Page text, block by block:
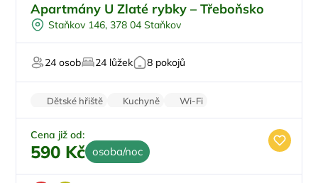
Koupací sud
Vířivka
U vody
Apartmány U Zlaté rybky – Třeboňsko
Staňkov 146, 378 04 Staňkov
24 osob 24 lůžek 8 pokojů
Dětské hřiště Kuchyně
Wi-Fi
Rodinné pokoje
Balkon/terasa
Cena již od:
590 Kč osoba/noc